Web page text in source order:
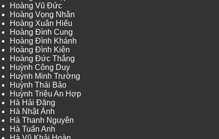
Hoàng Vũ Đức
Hoàng Vọng Nhân
Hoàng Xuân Hiếu
Hoàng Đình Cung
Hoàng Đình Khánh
Hoàng Đình Kiên
Hoàng Đức Thắng
Huỳnh Công Duy
Huỳnh Minh Trường
Huỳnh Thái Bảo
Huỳnh Triệu An Hợp
Hà Hải Đăng
Hà Nhật Ánh
Hà Thanh Nguyên
Hà Tuấn Anh